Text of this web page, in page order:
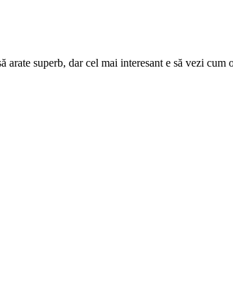
arate superb, dar cel mai interesant e să vezi